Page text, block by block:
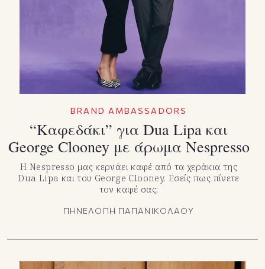
BRAND AMBASSADORS
“Καφεδάκι” για Dua Lipa και
George Clooney με άρωμα Nespresso
Η Nespresso μας κερνάει καφέ από τα χεράκια της
Dua Lipa και του George Clooney. Εσείς πως πίνετε
τον καφέ σας;
ΠΗΝΕΛΟΠΗ ΠΑΠΑΝΙΚΟΛΑΟΥ